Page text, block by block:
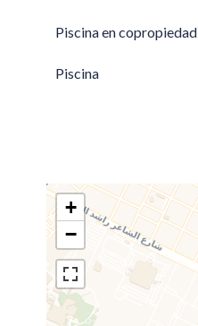
Piscina en copropiedad
Piscina
+
−